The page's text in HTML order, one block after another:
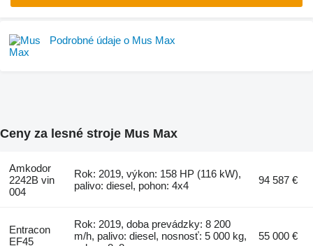
Podrobné údaje o Mus Max
Ceny za lesné stroje Mus Max
Amkodor
2242B vin
004
Rok: 2019, výkon: 158 HP (116 kW),
palivo: diesel, pohon: 4x4
94 587 €
Entracon
EF45
Rok: 2019, doba prevádzky: 8 200
m/h, palivo: diesel, nosnosť: 5 000 kg,
55 000 €